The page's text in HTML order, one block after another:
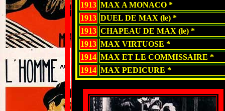
1913 MAX A MONACO *
1913 DUEL DE MAX (le) *
1913 CHAPEAU DE MAX (le) *
1913 MAX VIRTUOSE *
1914 MAX ET LE COMMISSAIRE *
1914 MAX PEDICURE *